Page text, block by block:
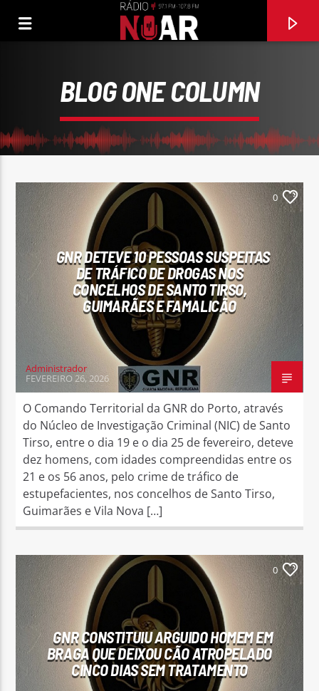
FAIXA ATUAL
BEBER, CAIR, LEVANTAR (2010)
STARLIGHT
Rádio No ar
BLOG ONE COLUMN
0
GNR DETEVE 10 PESSOAS SUSPEITAS
DE TRÁFICO DE DROGAS NOS
CONCELHOS DE SANTO TIRSO,
GUIMARÃES E FAMALICÃO
Administrador
FEVEREIRO 26, 2026
O Comando Territorial da GNR do Porto, através
do Núcleo de Investigação Criminal (NIC) de Santo
Tirso, entre o dia 19 e o dia 25 de fevereiro, deteve
dez homens, com idades compreendidas entre os
21 e os 56 anos, pelo crime de tráfico de
estupefacientes, nos concelhos de Santo Tirso,
Guimarães e Vila Nova […]
0
GNR CONSTITUIU ARGUIDO HOMEM EM
BRAGA QUE DEIXOU CÃO ATROPELADO
CINCO DIAS SEM TRATAMENTO